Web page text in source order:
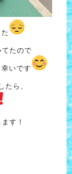
たので
いです
たら、
す！